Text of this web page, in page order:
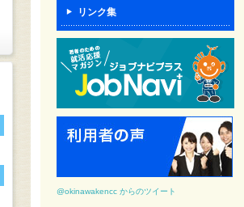
リンク集
@okinawakencc からのツイート